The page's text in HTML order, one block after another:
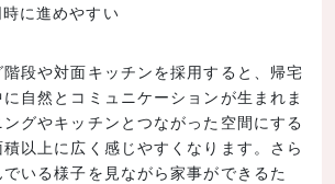
に進めやすい
段や対面キッチンを採用すると、帰宅
自然とコミュニケーションが生まれま
グやキッチンとつながった空間にする
以上に広く感じやすくなります。さら
いる様子を見ながら家事ができるた